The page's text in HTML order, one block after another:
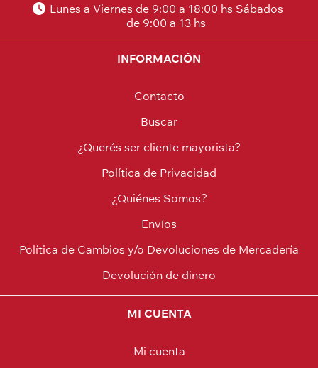
Lunes a Viernes de 9:00 a 18:00 hs Sábados
de 9:00 a 13 hs
INFORMACIÓN
Contacto
Buscar
¿Querés ser cliente mayorista?
Política de Privacidad
¿Quiénes Somos?
Envíos
Política de Cambios y/o Devoluciones de Mercadería
Devolución de dinero
MI CUENTA
Mi cuenta